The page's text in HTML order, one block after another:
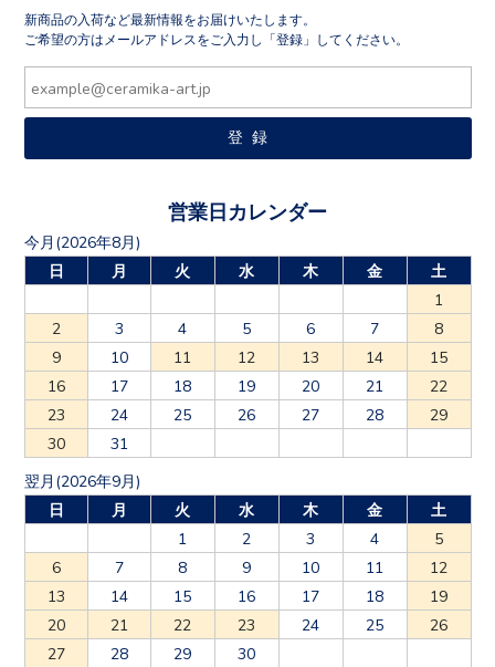
新商品の入荷など最新情報をお届けいたします。
ご希望の方はメールアドレスをご入力し「登録」してください。
営業日カレンダー
今月(2026年8月)
日
月 火 水 木 金
土
1
2
3 4 5 6 7
8
9
10 11 12 13 14
15
16
17 18 19 20 21
22
23
24 25 26 27 28
29
30
31
翌月(2026年9月)
日
月 火 水 木 金
土
1
2 3 4
5
6
7 8 9 10 11
12
13
14 15 16 17 18
19
20
21 22 23 24 25
26
27
28 29 30